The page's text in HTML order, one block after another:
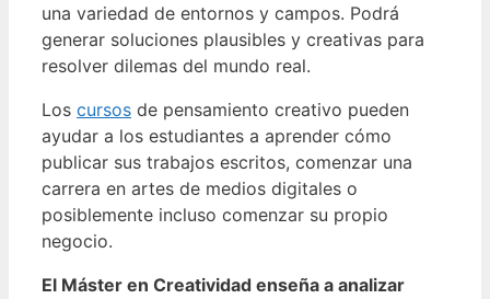
una variedad de entornos y campos. Podrá
generar soluciones plausibles y creativas para
resolver dilemas del mundo real.
Los cursos de pensamiento creativo pueden
ayudar a los estudiantes a aprender cómo
publicar sus trabajos escritos, comenzar una
carrera en artes de medios digitales o
posiblemente incluso comenzar su propio
negocio.
El Máster en Creatividad enseña a analizar